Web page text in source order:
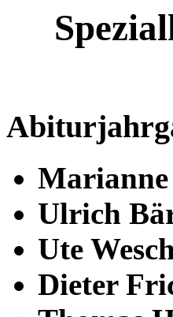
Ulrich
Ute
Dieter